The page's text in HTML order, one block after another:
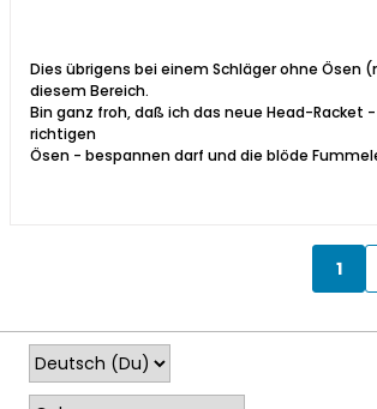
Dies übrigens bei einem Schläger ohne Ösen
diesem Bereich.
Bin ganz froh, daß ich das neue Head-Racket
richtigen
Ösen - bespannen darf und die blöde
1